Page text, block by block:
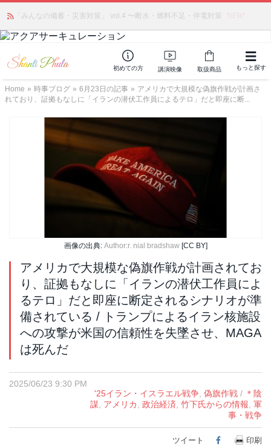
かつて愛されていた人気商品が復活！夏場に活躍するジェルクリーム「アク
アサーキュレーション」💖🏖️ 8月末までの購入でポイント還元も✨
初めての方 講演映像 取扱商品 もっと探す
Home » 時事ブログ » 6月23日の記事 » アメリカで大規模な偽旗作戦が計画さ
れており、証拠もなしに「イランの潜伏工作員によるテロ」だと即座に断...
画像の出典: Author:r. nial bradshaw[CC BY]
アメリカで大規模な偽旗作戦が計画されてお
り、証拠もなしに「イランの潜伏工作員によ
るテロ」だと即座に断定されるシナリオが準
備されている / トランプによるイラン核施設
への攻撃が米国の信頼性を失墜させ、MAGA
は死んだ
2025/06/23 9:30 PM
'25イラン・イスラエル戦争, 偽旗作戦 / ＊陰
謀, アメリカ, 政治経済, 竹下氏からの情報, 軍
事・戦争
ツイート Facebook
印刷